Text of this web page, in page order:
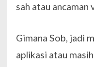
sah atau ancaman
Gimana Sob, jadi
aplikasi atau